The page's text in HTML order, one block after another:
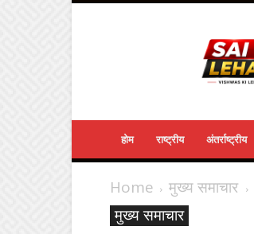
होम राष्ट्रीय अंतर्राष्ट्रीय
Home मुख्य समाचार
मुख्य समाचार